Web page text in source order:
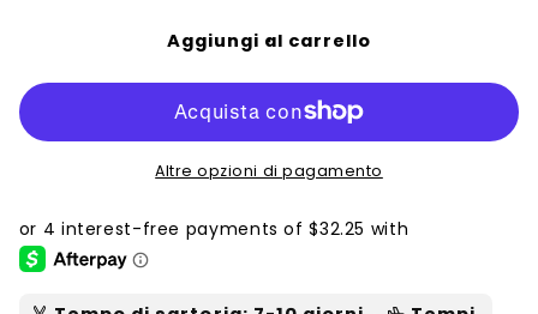
Aggiungi al carrello
Altre opzioni di pagamento